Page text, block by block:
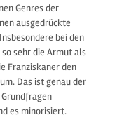
Genres der
ausgedrückte
bei den
sehr die Armut als
Franziskaner den
Das ist genau der
es minorisiert.